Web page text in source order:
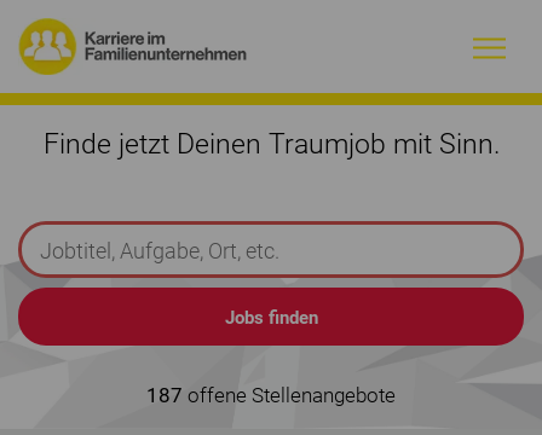
Warum Familienunternehmen?
Jobs
Magazin
Finde jetzt Deinen Traumjob mit Sinn.
187 offene Stellenangebote